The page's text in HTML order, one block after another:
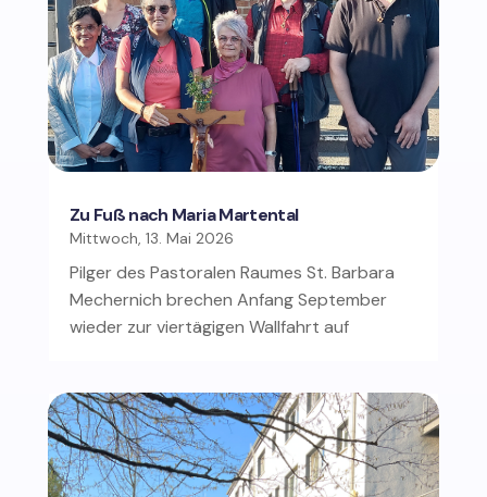
Zu Fuß nach Maria Martental
Mittwoch, 13. Mai 2026
Pilger des Pastoralen Raumes St. Barbara
Mechernich brechen Anfang September
wieder zur viertägigen Wallfahrt auf